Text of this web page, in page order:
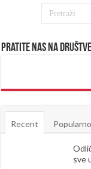
Pratite nas na
Recent Popularno
sve